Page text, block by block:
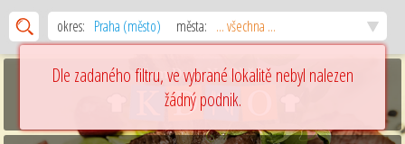
okres: Praha (město) města: ... všechna ...
Dle zadaného filtru, ve vybrané lokalitě nebyl nalezen
žádný podnik.